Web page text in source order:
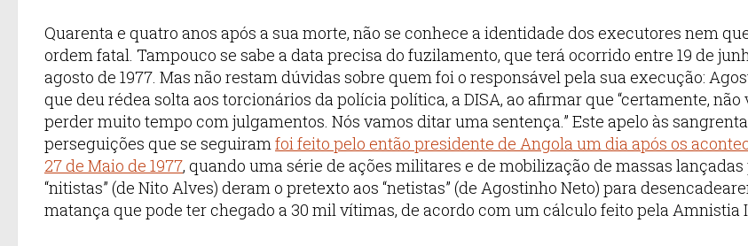
Quarenta e quatro anos após a sua morte, não se conhece a identidade dos executores nem
ordem fatal. Tampouco se sabe a data precisa do fuzilamento, que terá ocorrido entre 19 de
agosto de 1977. Mas não restam dúvidas sobre quem foi o responsável pela sua execução:
que deu rédea solta aos torcionários da polícia política, a DISA, ao afirmar que “certamente, não
perder muito tempo com julgamentos. Nós vamos ditar uma sentença.” Este apelo às
perseguições que se seguiram foi feito pelo então presidente de Angola um dia após os
27 de Maio de 1977, quando uma série de ações militares e de mobilização de massas lançadas
“nitistas” (de Nito Alves) deram o pretexto aos “netistas” (de Agostinho Neto) para
matança que pode ter chegado a 30 mil vítimas, de acordo com um cálculo feito pela Amnistia